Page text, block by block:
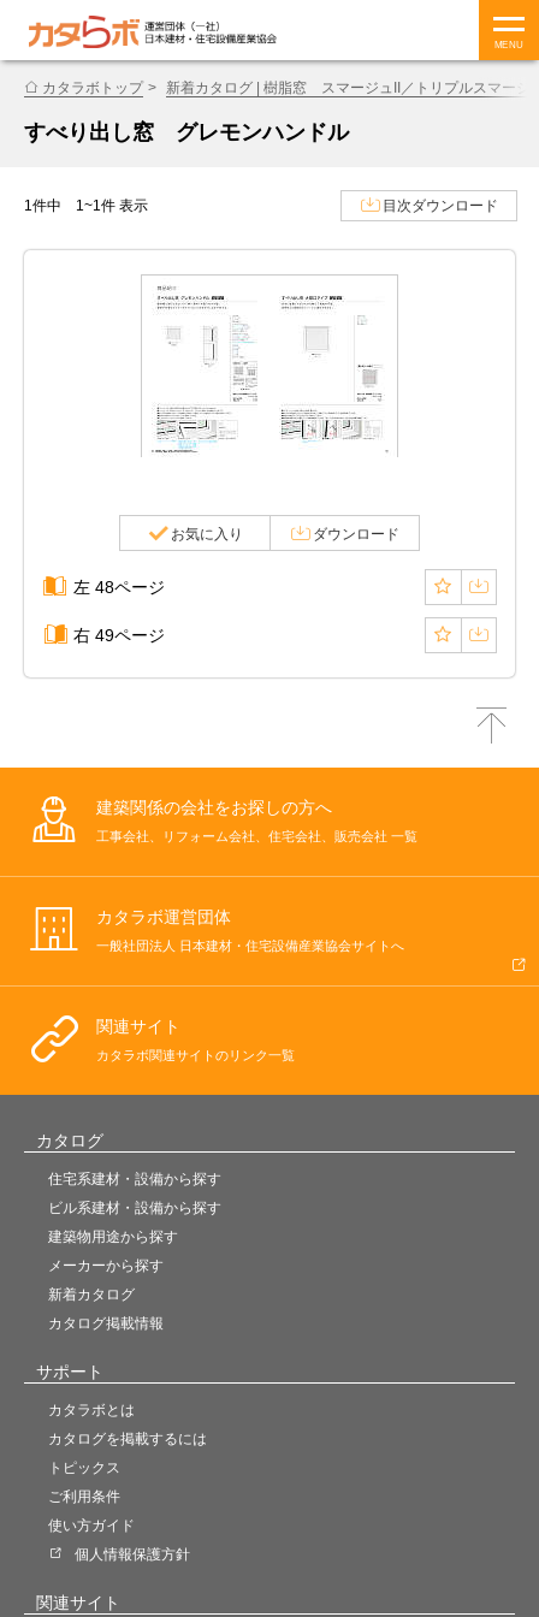
MENU
カタラボトップ 新着カタログ | 樹脂窓 スマージュII／トリプルスマー
すべり出し窓 グレモンハンドル
1件中 1~1件 表示 目次ダウンロード
お気に入り ダウンロード
左 48ページ
右 49ページ
建築関係の会社をお探しの方へ
工事会社、リフォーム会社、住宅会社、販売会社 一覧
カタラボ運営団体
一般社団法人 日本建材・住宅設備産業協会サイトへ
関連サイト
カタラボ関連サイトのリンク一覧
カタログ
住宅系建材・設備から探す
ビル系建材・設備から探す
建築物用途から探す
メーカーから探す
新着カタログ
カタログ掲載情報
サポート
カタラボとは
カタログを掲載するには
トピックス
ご利用条件
使い方ガイド
個人情報保護方針
関連サイト